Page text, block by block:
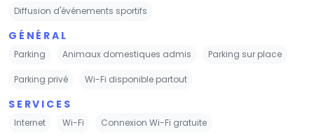
Diffusion d'événements sportifs
GÉNÉRAL
Parking Animaux domestiques admis Parking sur place
Parking privé Wi-Fi disponible partout
SERVICES
Internet Wi-Fi Connexion Wi-Fi gratuite